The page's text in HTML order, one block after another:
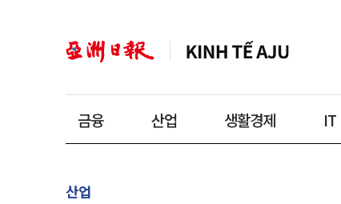
금융 산업 생활경제 IT
산업